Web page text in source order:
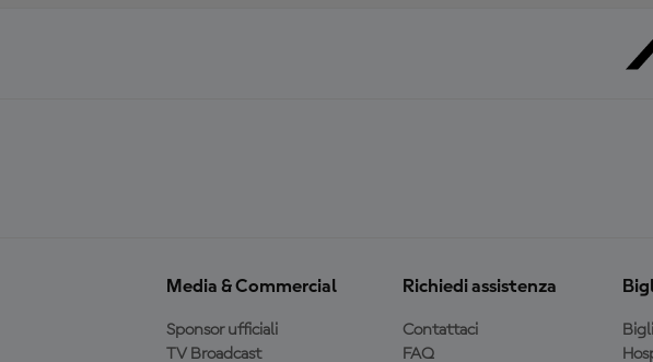
Media & Commercial
Sponsor ufficiali
TV Broadcast
Richiedi assistenza
Contattaci
FAQ